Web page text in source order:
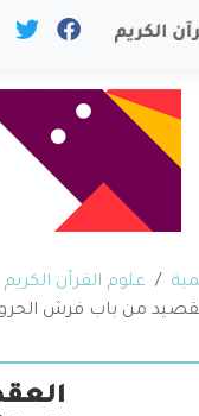
علوم القرآن الكريم
من باب فرش